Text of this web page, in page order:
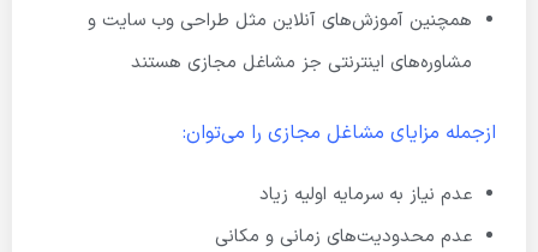
همچنین آموزش‌های آنلاین مثل طراحی وب سایت و
مشاوره‌های اینترنتی جز مشاغل مجازی هستند
ازجمله مزایای مشاغل مجازی را می‌توان:
عدم نیاز به سرمایه اولیه زیاد
عدم محدودیت‌های زمانی و مکانی